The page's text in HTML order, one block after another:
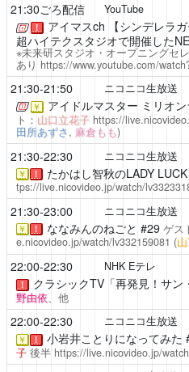
21:30ごろ配信 YouTube
！ アイマスch 【シンデレラ
超ハイテクスタジオで開催した
※未来研スタジオ・オープニングセ
あり https://www.youtube.com/
21:30-21:50 ニコニコ生放送
￥ アイドルマスター ミリオン
ト： 山口立花子 https://
田所あずさ, 麻倉もも)
21:30-22:30 ニコニコ生放送
￥ ！ たかはし智秋のLADY
tps://live.nicovideo.jp/watch/
21:30-23:00 ニコニコ生放送
￥ ！ ななみんのねごと #29 ゲス
e.nicovideo.jp/watch/lv332159081 (
22:00-22:30 NHK Eテレ
！ クラシックTV「再発見！サン
野由依 、他
22:00-22:30 ニコニコ生放送
￥ ！ 小岩井ことりになってみた
子 後半 https://live.nicovideo.jp/